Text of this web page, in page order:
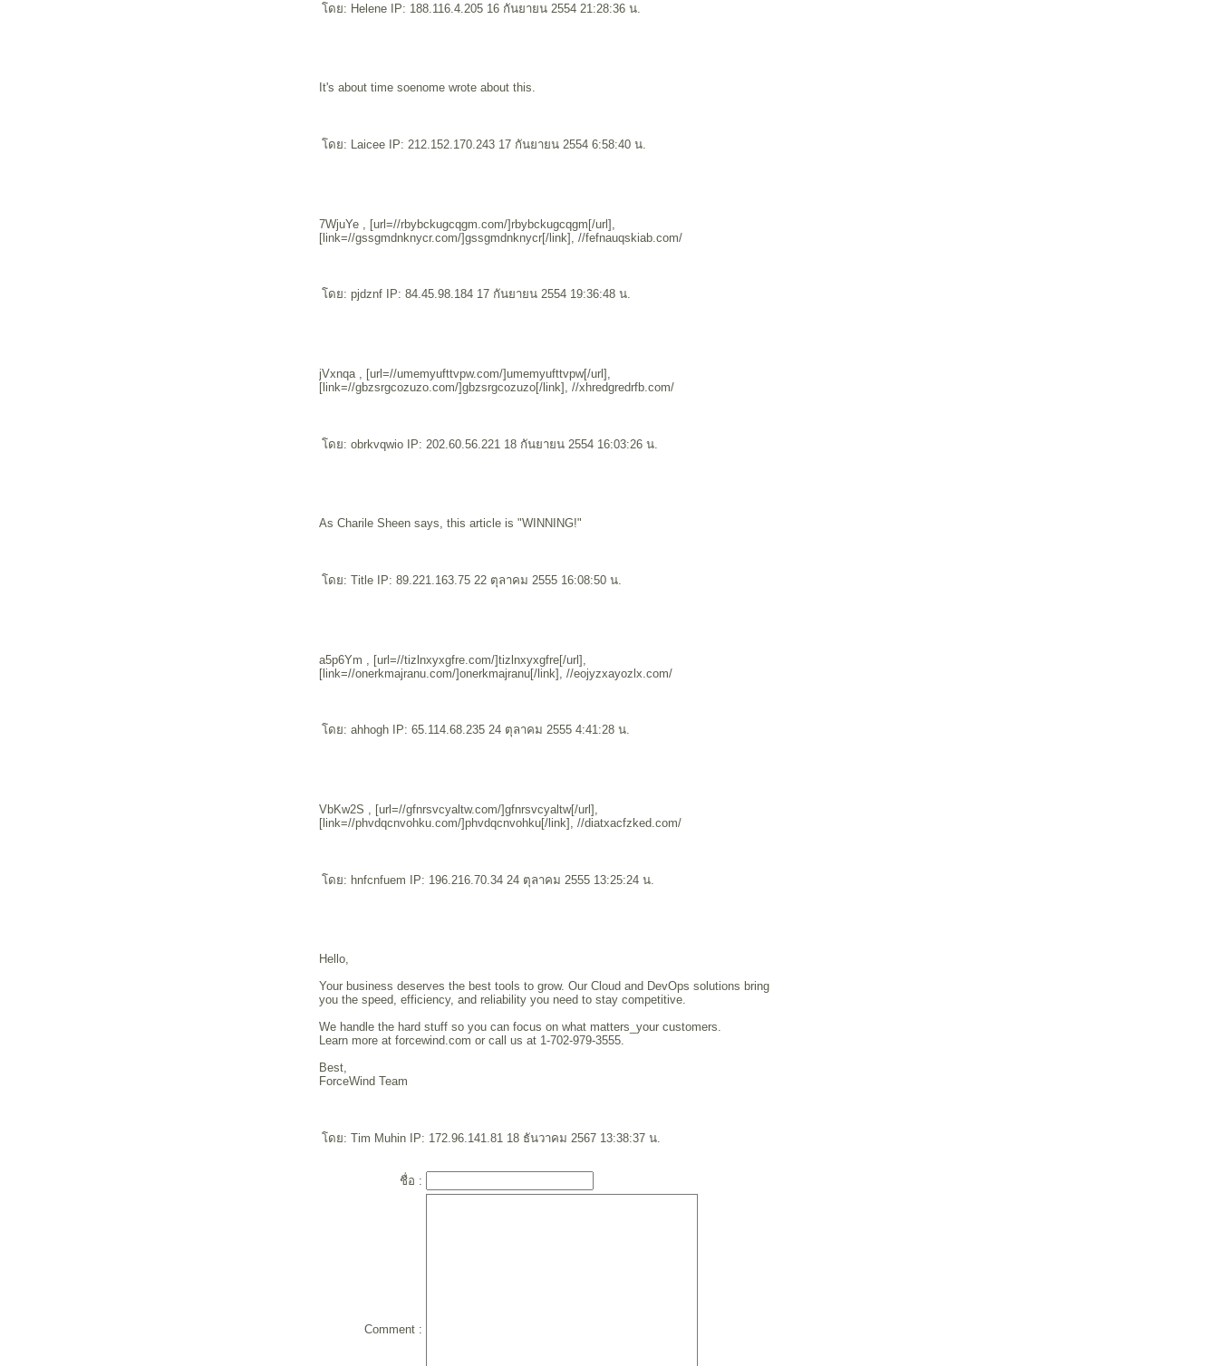
ดย: Helene IP: 188.116.4.205 16 กันยายน 2554 21:28:36 น.
It's about time soenome wrote about this.
ดย: Laicee IP: 212.152.170.243 17 กันยายน 2554 6:58:40 น.
7WjuYe , [url=//rbybckugcqgm.com/]rbybckugcqgm[/url],
[link=//gssgmdnknycr.com/]gssgmdnknycr[/link], //fefnauqskiab.com/
ดย: pjdznf IP: 84.45.98.184 17 กันยายน 2554 19:36:48 น.
jVxnqa , [url=//umemyufttvpw.com/]umemyufttvpw[/url],
[link=//gbzsrgcozuzo.com/]gbzsrgcozuzo[/link], //xhredgredrfb.com/
ดย: obrkvqwio IP: 202.60.56.221 18 กันยายน 2554 16:03:26 น.
As Charile Sheen says, this article is "WINNING!"
ดย: Title IP: 89.221.163.75 22 ตุลาคม 2555 16:08:50 น.
a5p6Ym , [url=//tizlnxyxgfre.com/]tizlnxyxgfre[/url],
[link=//onerkmajranu.com/]onerkmajranu[/link], //eojyzxayozlx.com/
ดย: ahhogh IP: 65.114.68.235 24 ตุลาคม 2555 4:41:28 น.
VbKw2S , [url=//gfnrsvcyaltw.com/]gfnrsvcyaltw[/url],
[link=//phvdqcnvohku.com/]phvdqcnvohku[/link], //diatxacfzked.com/
ดย: hnfcnfuem IP: 196.216.70.34 24 ตุลาคม 2555 13:25:24 น.
Hello,
Your business deserves the best tools to grow. Our Cloud and DevOps solutions bring
you the speed, efficiency, and reliability you need to stay competitive.
We handle the hard stuff so you can focus on what matters_your customers.
Learn more at forcewind.com or call us at 1-702-979-3555.
Best,
ForceWind Team
ดย: Tim Muhin IP: 172.96.141.81 18 ธันวาคม 2567 13:38:37 น.
ชื่อ :
Comment :